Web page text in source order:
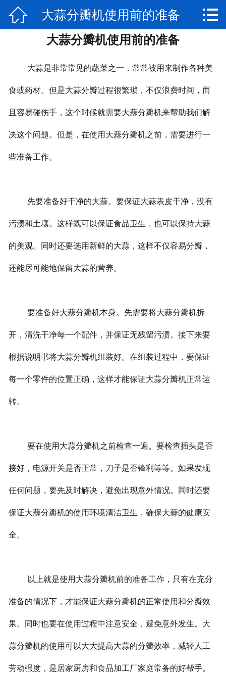
 网站首页
公司简介
产品展示
新闻动态
视频专区
厂房实景
 大蒜分瓣机使用前的准备 
大蒜分瓣机使用前的准备
大蒜是非常常见的蔬菜之一，常常被用来制作各种美
食或药材。但是大蒜分瓣过程很繁琐，不仅浪费时间，而
且容易碰伤手，这个时候就需要大蒜分瓣机来帮助我们解
决这个问题。但是，在使用大蒜分瓣机之前，需要进行一
些准备工作。
先要准备好干净的大蒜。要保证大蒜表皮干净，没有
污渍和土壤。这样既可以保证食品卫生，也可以保持大蒜
的美观。同时还要选用新鲜的大蒜，这样不仅容易分瓣，
还能尽可能地保留大蒜的营养。
要准备好大蒜分瓣机本身。先需要将大蒜分瓣机拆
开，清洗干净每一个配件，并保证无残留污渍。接下来要
根据说明书将大蒜分瓣机组装好。在组装过程中，要保证
每一个零件的位置正确，这样才能保证大蒜分瓣机正常运
转。
要在使用大蒜分瓣机之前检查一遍。要检查插头是否
接好，电源开关是否正常，刀子是否锋利等等。如果发现
任何问题，要先及时解决，避免出现意外情况。同时还要
保证大蒜分瓣机的使用环境清洁卫生，确保大蒜的健康安
全。
以上就是使用大蒜分瓣机前的准备工作，只有在充分
准备的情况下，才能保证大蒜分瓣机的正常使用和分瓣效
果。同时也要在使用过程中注意安全，避免意外发生。大
蒜分瓣机的使用可以大大提高大蒜的分瓣效率，减轻人工
劳动强度，是居家厨房和食品加工厂家庭常备的好帮手。